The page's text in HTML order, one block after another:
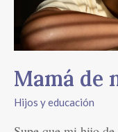
Mamá de
Hijos y educación